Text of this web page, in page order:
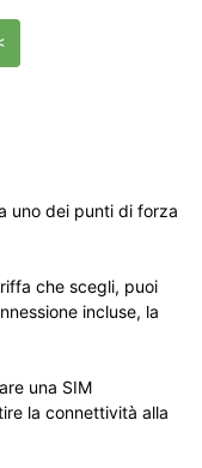
uno dei punti di forza
che scegli, puoi
incluse, la
una SIM
la connettività alla